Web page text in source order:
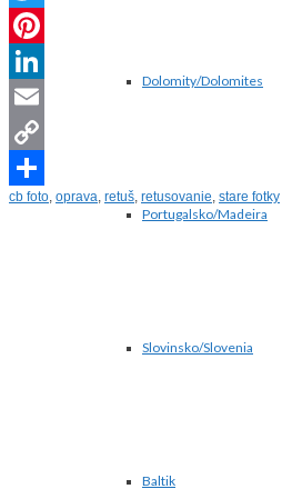
Dolomity/Dolomites
Portugalsko/Madeira
Slovinsko/Slovenia
Baltik
Twitter
Pinterest
LinkedIn
Email
Copy
Link
Share
cb foto, oprava, retuš, retusovanie, stare fotky